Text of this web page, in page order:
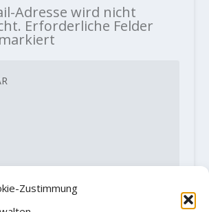
Zustimmung
Adresse wird nicht
Erforderliche Felder
markiert